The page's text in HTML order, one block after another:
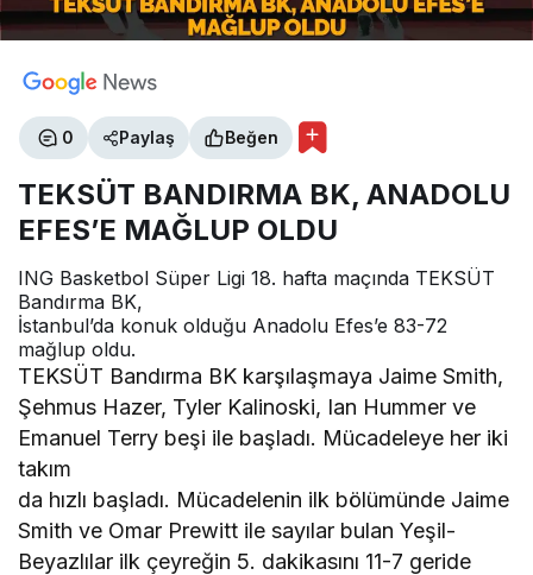
0 Paylaş Beğen
TEKSÜT BANDIRMA BK, ANADOLU
EFES’E MAĞLUP OLDU
ING Basketbol Süper Ligi 18. hafta maçında TEKSÜT
Bandırma BK,
İstanbul’da konuk olduğu Anadolu Efes’e 83-72
mağlup oldu.
TEKSÜT Bandırma BK karşılaşmaya Jaime Smith,
Şehmus Hazer, Tyler Kalinoski, Ian Hummer ve
Emanuel Terry beşi ile başladı. Mücadeleye her iki
takım
da hızlı başladı. Mücadelenin ilk bölümünde Jaime
Smith ve Omar Prewitt ile sayılar bulan Yeşil-
Beyazlılar ilk çeyreğin 5. dakikasını 11-7 geride